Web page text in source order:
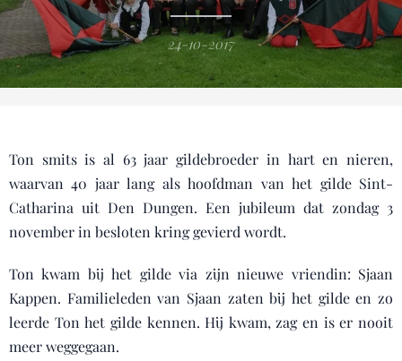
24-10-2017
Ton smits is al 63 jaar gildebroeder in hart en nieren,
waarvan 40 jaar lang als hoofdman van het gilde Sint-
Catharina uit Den Dungen. Een jubileum dat zondag 3
november in besloten kring gevierd wordt.
Ton kwam bij het gilde via zijn nieuwe vriendin: Sjaan
Kappen. Familieleden van Sjaan zaten bij het gilde en zo
leerde Ton het gilde kennen. Hij kwam, zag en is er nooit
meer weggegaan.